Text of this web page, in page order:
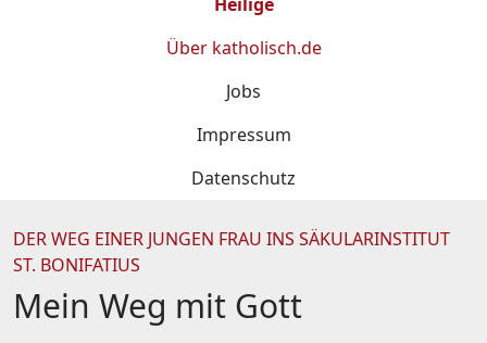
Über katholisch.de
Jobs
Impressum
Datenschutz
DER WEG EINER JUNGEN FRAU INS SÄKULARINSTITUT
ST. BONIFATIUS
Mein Weg mit Gott